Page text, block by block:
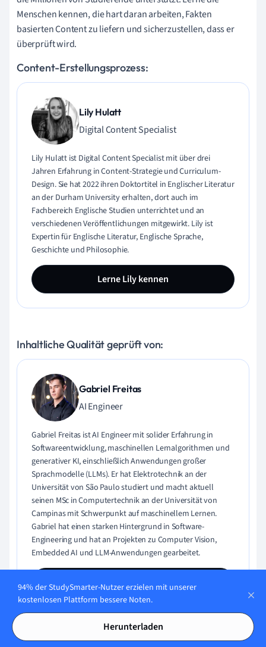
Menschen kennen, die hart daran arbeiten, Fakten
basierten Content zu liefern und sicherzustellen, dass er
überprüft wird.
Content-Erstellungsprozess:
Lily Hulatt
Digital Content Specialist
Lily Hulatt ist Digital Content Specialist mit über drei
Jahren Erfahrung in Content-Strategie und Curriculum-
Design. Sie hat 2022 ihren Doktortitel in Englischer Literatur
an der Durham University erhalten, dort auch im
Fachbereich Englische Studien unterrichtet und an
verschiedenen Veröffentlichungen mitgewirkt. Lily ist
Expertin für Englische Literatur, Englische Sprache,
Geschichte und Philosophie.
Lerne Lily kennen
Inhaltliche Qualität geprüft von:
Gabriel Freitas
AI Engineer
Gabriel Freitas ist AI Engineer mit solider Erfahrung in
Softwareentwicklung, maschinellen Lernalgorithmen und
generativer KI, einschließlich Anwendungen großer
Sprachmodelle (LLMs). Er hat Elektrotechnik an der
Universität von São Paulo studiert und macht aktuell
seinen MSc in Computertechnik an der Universität von
Campinas mit Schwerpunkt auf maschinellem Lernen.
Gabriel hat einen starken Hintergrund in Software-
Engineering und hat an Projekten zu Computer Vision,
Embedded AI und LLM-Anwendungen gearbeitet.
Lerne Gabriel kennen
94% der StudySmarter-Nutzer erzielen mit unserer
kostenlosen Plattform bessere Noten.
Herunterladen